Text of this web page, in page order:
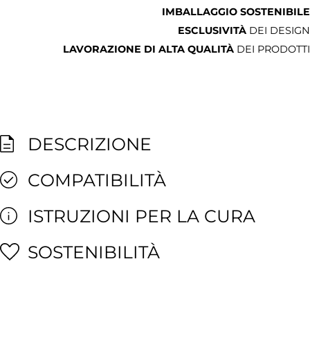
IMBALLAGGIO SOSTENIBILE
ESCLUSIVITÀ DEI DESIGN
LAVORAZIONE DI ALTA QUALITÀ DEI PRODOTTI
DESCRIZIONE
COMPATIBILITÀ
ISTRUZIONI PER LA CURA
SOSTENIBILITÀ